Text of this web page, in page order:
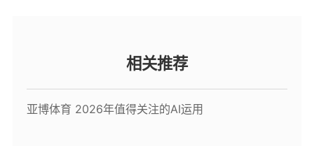
相关推荐
亚博体育 2026年值得关注的AI运用